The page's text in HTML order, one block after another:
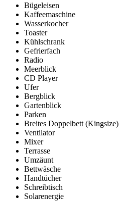
Bügeleisen
Kaffeemaschine
Wasserkocher
Toaster
Kühlschrank
Gefrierfach
Radio
Meerblick
CD Player
Ufer
Bergblick
Gartenblick
Parken
Breites Doppelbett (Kingsize)
Ventilator
Mixer
Terrasse
Umzäunt
Bettwäsche
Handtücher
Schreibtisch
Solarenergie